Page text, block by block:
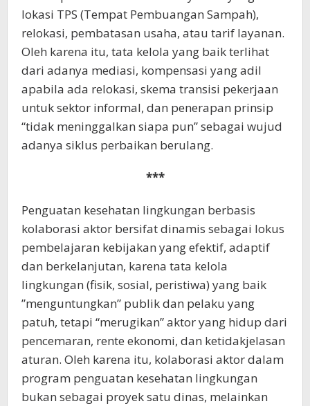
lokasi TPS (Tempat Pembuangan Sampah),
relokasi, pembatasan usaha, atau tarif layanan.
Oleh karena itu, tata kelola yang baik terlihat
dari adanya mediasi, kompensasi yang adil
apabila ada relokasi, skema transisi pekerjaan
untuk sektor informal, dan penerapan prinsip
“tidak meninggalkan siapa pun” sebagai wujud
adanya siklus perbaikan berulang.
***
Penguatan kesehatan lingkungan berbasis
kolaborasi aktor bersifat dinamis sebagai lokus
pembelajaran kebijakan yang efektif, adaptif
dan berkelanjutan, karena tata kelola
lingkungan (fisik, sosial, peristiwa) yang baik
”menguntungkan” publik dan pelaku yang
patuh, tetapi “merugikan” aktor yang hidup dari
pencemaran, rente ekonomi, dan ketidakjelasan
aturan. Oleh karena itu, kolaborasi aktor dalam
program penguatan kesehatan lingkungan
bukan sebagai proyek satu dinas, melainkan